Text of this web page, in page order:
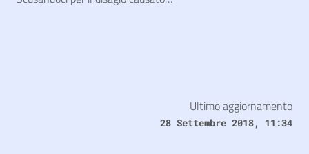
Ultimo aggiornamento
28 Settembre 2018, 11:34